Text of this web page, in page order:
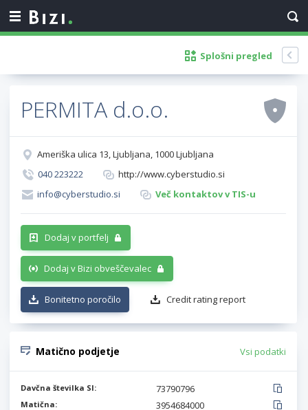
Splošni pregled
PERMITA d.o.o.
Ameriška ulica 13, Ljubljana, 1000 Ljubljana
040 223222
http://www.cyberstudio.si
info@cyberstudio.si
Več kontaktov v TIS-u
Dodaj v portfelj
Dodaj v Bizi obveščevalec
Bonitetno poročilo Credit rating report
Matično podjetje Vsi podatki
Davčna številka SI: 73790796
Matična: 3954684000